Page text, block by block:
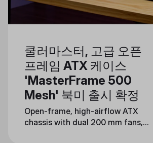
쿨러마스터, 고급 오픈
프레임 ATX 케이스
'MasterFrame 500
Mesh' 북미 출시 확정
Open-frame, high-airflow ATX
chassis with dual 200 mm fans,